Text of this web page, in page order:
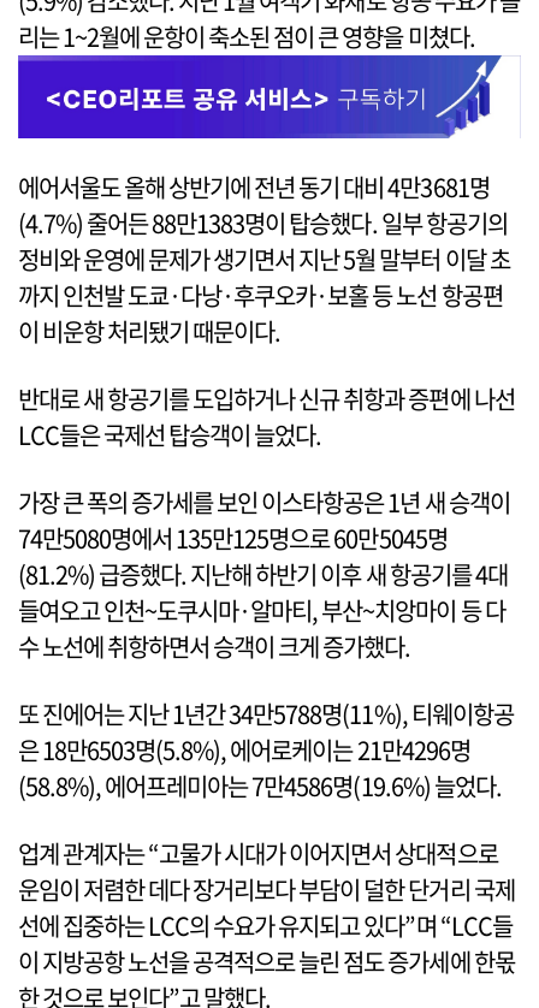
리는 1~2월에 운항이 축소된 점이 큰 영향을 미쳤다.
에어서울도 올해 상반기에 전년 동기 대비 4만3681명
(4.7%) 줄어든 88만1383명이 탑승했다. 일부 항공기의
정비와 운영에 문제가 생기면서 지난 5월 말부터 이달 초
까지 인천발 도쿄·다낭·후쿠오카·보홀 등 노선 항공편
이 비운항 처리됐기 때문이다.
반대로 새 항공기를 도입하거나 신규 취항과 증편에 나선
LCC들은 국제선 탑승객이 늘었다.
가장 큰 폭의 증가세를 보인 이스타항공은 1년 새 승객이
74만5080명에서 135만125명으로 60만5045명
(81.2%) 급증했다. 지난해 하반기 이후 새 항공기를 4대
들여오고 인천~도쿠시마·알마티, 부산~치앙마이 등 다
수 노선에 취항하면서 승객이 크게 증가했다.
또 진에어는 지난 1년간 34만5788명(11%), 티웨이항공
은 18만6503명(5.8%), 에어로케이는 21만4296명
(58.8%), 에어프레미아는 7만4586명(19.6%) 늘었다.
업계 관계자는 “고물가 시대가 이어지면서 상대적으로
운임이 저렴한 데다 장거리보다 부담이 덜한 단거리 국제
선에 집중하는 LCC의 수요가 유지되고 있다”며 “LCC들
이 지방공항 노선을 공격적으로 늘린 점도 증가세에 한몫
한 것으로 보인다”고 말했다.